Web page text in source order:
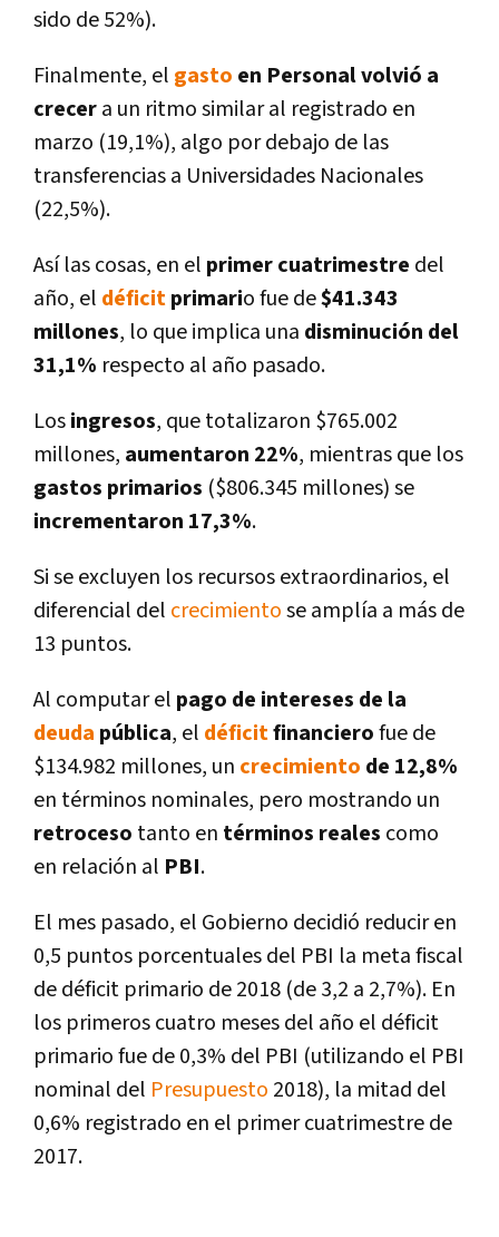
sido de 52%).
Finalmente, el gasto en Personalvolvió a
crecera un ritmo similar al registrado en
marzo (19,1%), algo por debajo de las
transferencias a Universidades Nacionales
(22,5%).
Así­ las cosas, en el primer cuatrimestre del
año, el déficitprimario fue de$41.343
millones, lo que implica una disminución del
31,1% respecto al año pasado.
Losingresos, que totalizaron $765.002
millones, aumentaron 22%, mientras que los
gastos primarios ($806.345 millones) se
incrementaron 17,3%.
Si se excluyen los recursos extraordinarios, el
diferencial del crecimientose amplí­a a más de
13 puntos.
Al computar el pago de intereses de la
deuda pública, el déficitfinancierofue de
$134.982 millones, un crecimiento de 12,8%
en términos nominales, pero mostrando un
retroceso tanto en términos reales como
en relación al PBI.
El mes pasado, el Gobierno decidió reducir en
0,5 puntos porcentuales del PBI la meta fiscal
de déficit primario de 2018 (de 3,2 a 2,7%). En
los primeros cuatro meses del año el déficit
primario fue de 0,3% del PBI (utilizando el PBI
nominal del Presupuesto 2018), la mitad del
0,6% registrado en el primer cuatrimestre de
2017.